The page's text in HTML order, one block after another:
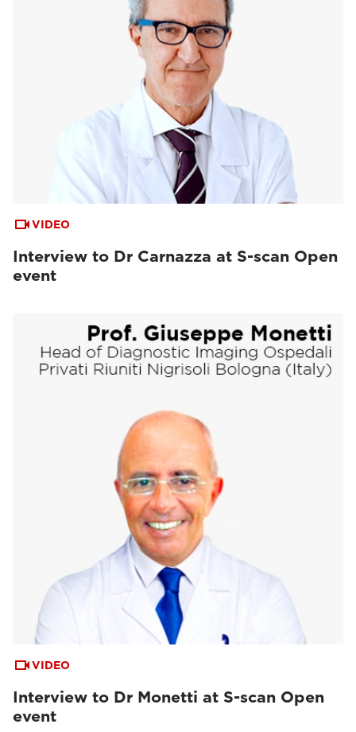
VIDEO
Interview to Dr Carnazza at S-scan Open
event
VIDEO
Interview to Dr Monetti at S-scan Open
event